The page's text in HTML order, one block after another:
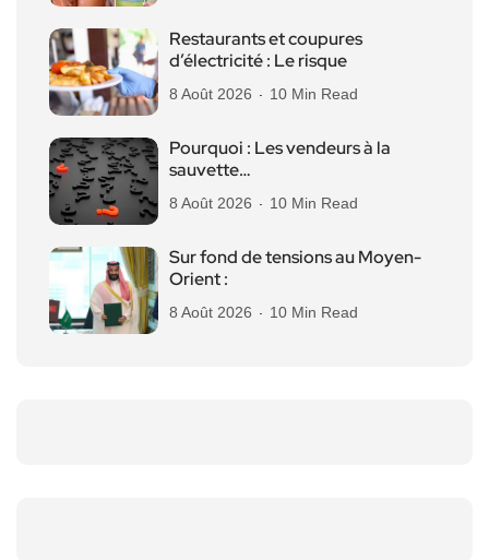
Restaurants et coupures
d’électricité : Le risque
8 Août 2026 10 Min Read
Pourquoi : Les vendeurs à la
sauvette…
8 Août 2026 10 Min Read
Sur fond de tensions au Moyen-
Orient :
8 Août 2026 10 Min Read